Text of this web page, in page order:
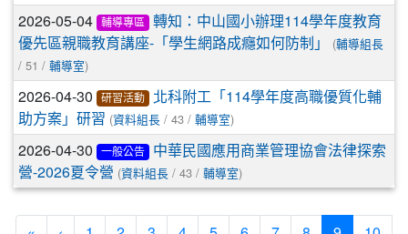
2026-05-04 輔導專區
轉知：中山國小辦理114學年度教育
優先區親職教育講座-「學生網路成癮如何防制」
(輔導組長
/ 51 / 輔導室)
2026-04-30 研習活動
北科附工「114學年度高職優質化輔
助方案」研習 (資料組長 / 43 / 輔導室)
2026-04-30 一般公告
中華民國應用商業管理協會法律探索
營-2026夏令營 (資料組長 / 43 / 輔導室)